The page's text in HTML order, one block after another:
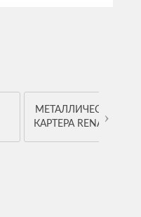
МЕТАЛЛИЧЕСКАЯ
КАРТЕРА RENAULT
›